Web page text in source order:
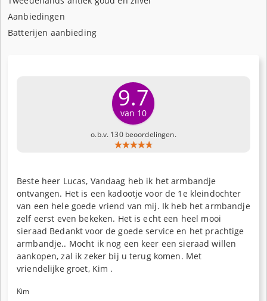
Aanbiedingen
Batterijen aanbieding
9.7
van 10
o.b.v. 130 beoordelingen.
Beste heer Lucas, Vandaag heb ik het armbandje
ontvangen. Het is een kadootje voor de 1e kleindochter
van een hele goede vriend van mij. Ik heb het armbandje
zelf eerst even bekeken. Het is echt een heel mooi
sieraad Bedankt voor de goede service en het prachtige
armbandje.. Mocht ik nog een keer een sieraad willen
aankopen, zal ik zeker bij u terug komen. Met
vriendelijke groet, Kim .
Kim